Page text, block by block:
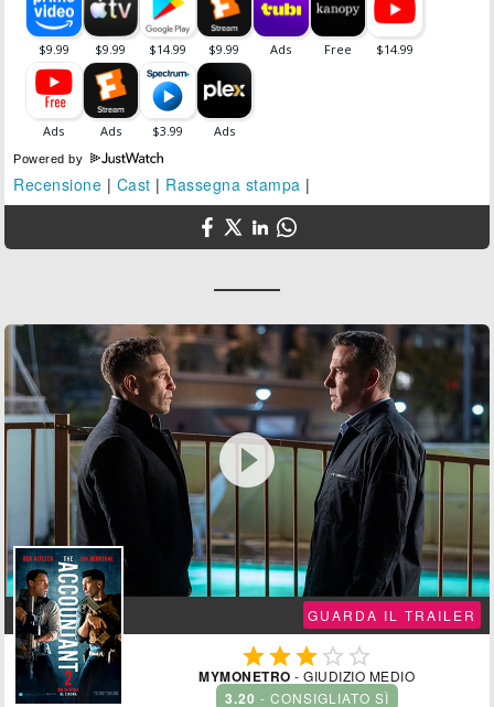
Powered by
Recensione | Cast | Rassegna stampa |

GUARDA IL TRAILER
  
MYMONETRO - GIUDIZIO MEDIO
3.20 - CONSIGLIATO SÌ